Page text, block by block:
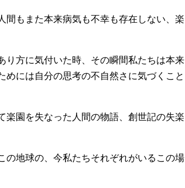
もまた本来病気も不幸も存在しない、楽
方に気付いた時、その瞬間私たちは本来
には自分の思考の不自然さに気づくこと
園を失なった人間の物語、創世記の失楽
地球の、今私たちそれぞれがいるこの場